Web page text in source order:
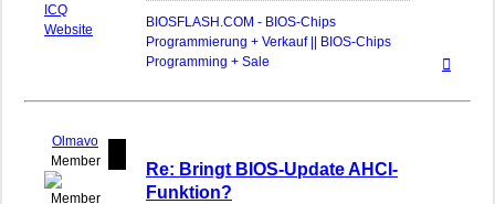
von
biosflash
ICQ
Website
BIOSFLASH.COM - BIOS-Chips
Programmierung + Verkauf || BIOS-Chips
Programming + Sale
Olmavo
Member
Re: Bringt BIOS-Update AHCI-
Funktion?